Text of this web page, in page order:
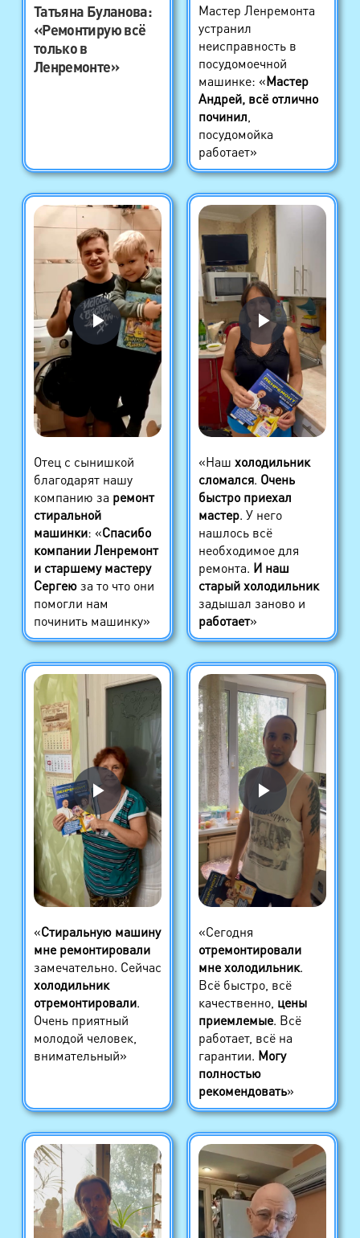
Татьяна Буланова:
«Ремонтирую всё
только в
Ленремонте»
Мастер Ленремонта
устранил
неисправность в
посудомоечной
машинке: «Мастер
Андрей, всё отлично
починил
посудомойка
работает»
Отец с сынишкой
благодарят нашу
компанию за ремонт
стиральной
машинки: «Спасибо
компании Ленремонт
и старшему мастеру
Сергеюза то что они
помогли нам
починить машинку»
«Наш холодильник
сломался. Очень
быстро приехал
мастер. У него
нашлось всё
необходимое для
ремонта. И наш
старый холодильник
задышал заново и
работает»
«Стиральную машину
мне ремонтировали
замечательно. Сейчас
холодильник
отремонтировали.
Очень приятный
молодой человек,
внимательный»
«Сегодня
отремонтировали
мне холодильник.
Всё быстро, всё
качественно, цены
приемлемые. Всё
работает, всё на
гарантии. Могу
полностью
рекомендовать»